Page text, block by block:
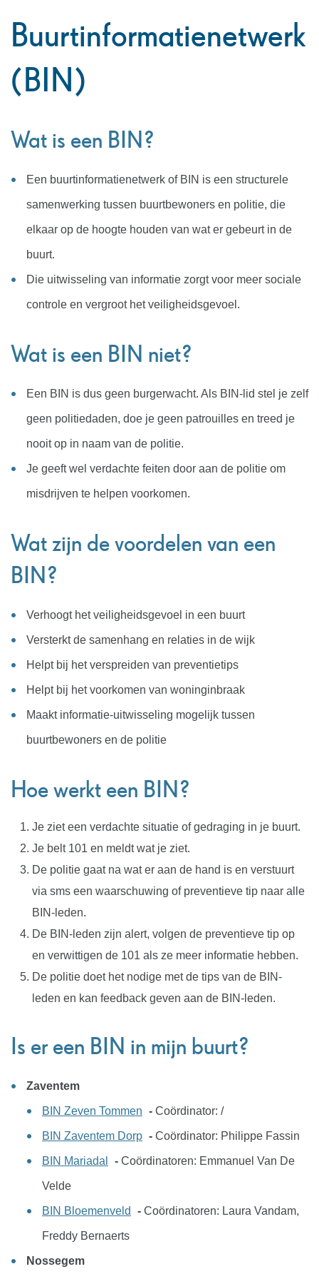
naar
Buurtinformatienetwerk
(BIN)
Wat is een BIN?
Een buurtinformatienetwerk of BIN is een structurele
samenwerking tussen buurtbewoners en politie, die
elkaar op de hoogte houden van wat er gebeurt in de
buurt.
Die uitwisseling van informatie zorgt voor meer sociale
controle en vergroot het veiligheidsgevoel.
Wat is een BIN niet?
Een BIN is dus geen burgerwacht. Als BIN-lid stel je zelf
geen politiedaden, doe je geen patrouilles en treed je
nooit op in naam van de politie.
Je geeft wel verdachte feiten door aan de politie om
misdrijven te helpen voorkomen.
Wat zijn de voordelen van een
BIN?
Verhoogt het veiligheidsgevoel in een buurt
Versterkt de samenhang en relaties in de wijk
Helpt bij het verspreiden van preventietips
Helpt bij het voorkomen van woninginbraak
Maakt informatie-uitwisseling mogelijk tussen
buurtbewoners en de politie
Hoe werkt een BIN?
Je ziet een verdachte situatie of gedraging in je buurt.
Je belt 101 en meldt wat je ziet.
De politie gaat na wat er aan de hand is en verstuurt
via sms een waarschuwing of preventieve tip naar alle
BIN-leden.
De BIN-leden zijn alert, volgen de preventieve tip op
en verwittigen de 101 als ze meer informatie hebben.
De politie doet het nodige met de tips van de BIN-
leden en kan feedback geven aan de BIN-leden.
Is er een BIN in mijn buurt?
Zaventem
BIN Zeven Tommen - Coördinator: /
BIN Zaventem Dorp - Coördinator: Philippe Fassin
BIN Mariadal - Coördinatoren: Emmanuel Van De
Velde
BIN Bloemenveld - Coördinatoren: Laura Vandam,
Freddy Bernaerts
Nossegem